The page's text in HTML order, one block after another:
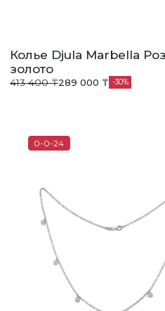
Колье Djula Marbella
золото
413 400 ₸289 000 ₸ 30
0-0-24